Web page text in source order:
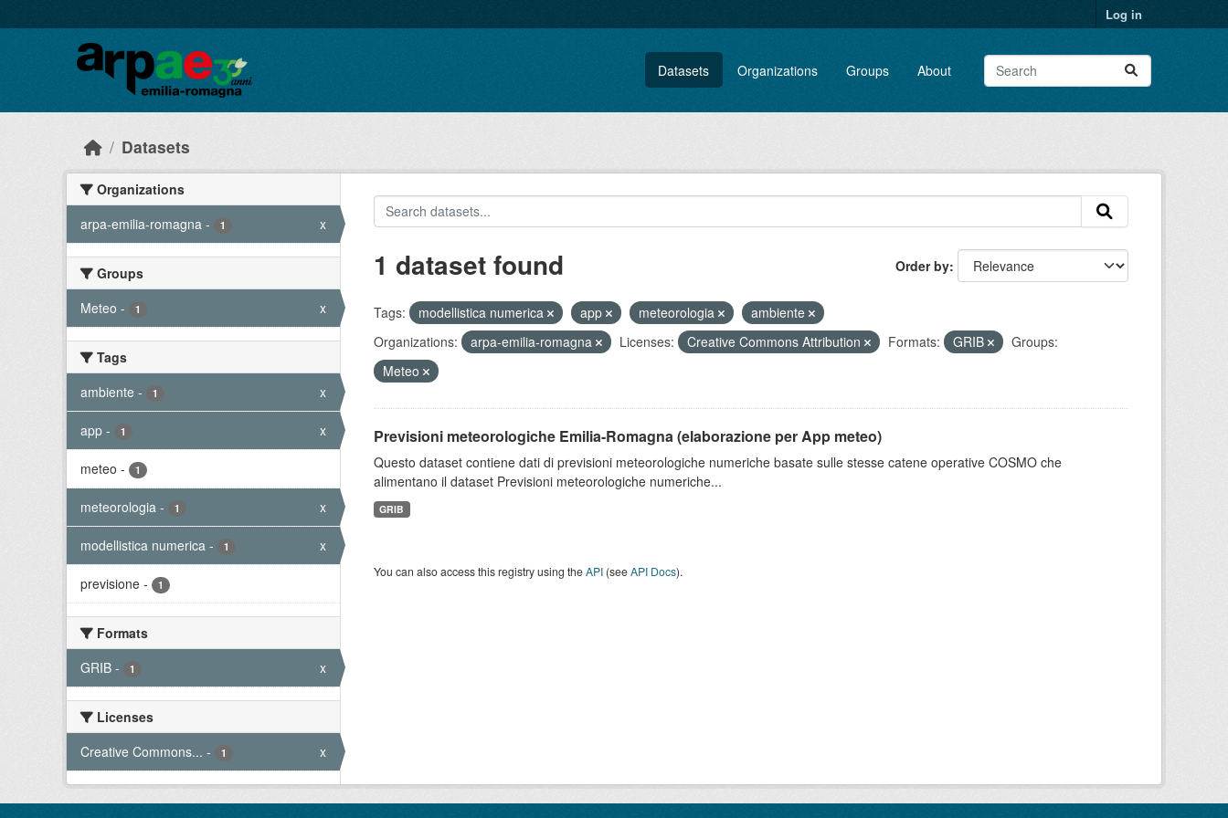
Log in
Datasets Organizations Groups About
Datasets
Organizations
arpa-emilia-romagna - 1 x
Groups
Meteo - 1 x
Tags
ambiente - 1 x
app - 1 x
meteo - 1
meteorologia - 1 x
modellistica numerica - 1 x
previsione - 1
Formats
GRIB - 1 x
Licenses
Creative Commons... - 1 x
Order by
1 dataset found
Tags: modellistica numerica app meteorologia
ambiente
Organizations:
arpa-emilia-romagna Licenses: Creative Commons Attribution Formats: GRIB
Groups:
Meteo
Previsioni meteorologiche Emilia-Romagna (elaborazione per App meteo)
Questo dataset contiene dati di previsioni meteorologiche numeriche basate sulle stesse catene operative COSMO che
alimentano il dataset Previsioni meteorologiche numeriche...
GRIB
You can also access this registry using theAPI(seeAPI Docs).